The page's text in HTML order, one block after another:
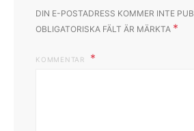
DIN E-POSTADRESS KOMMER INTE
OBLIGATORISKA FÄLT ÄR MÄRKTA *
KOMMENTAR